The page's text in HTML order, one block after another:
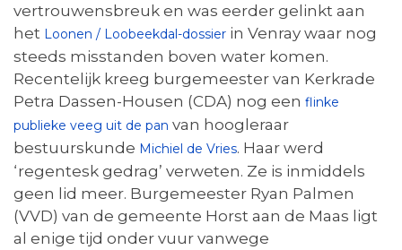
vertrouwensbreuk en was eerder gelinkt aan
het Loonen / Loobeekdal-dossier in Venray waar nog
steeds misstanden boven water komen.
Recentelijk kreeg burgemeester van Kerkrade
Petra Dassen-Housen (CDA) nog een flinke
publieke veeg uit de pan van hoogleraar
bestuurskunde Michiel de Vries. Haar werd
‘regentesk gedrag’ verweten. Ze is inmiddels
geen lid meer. Burgemeester Ryan Palmen
(VVD) van de gemeente Horst aan de Maas ligt
al enige tijd onder vuur vanwege